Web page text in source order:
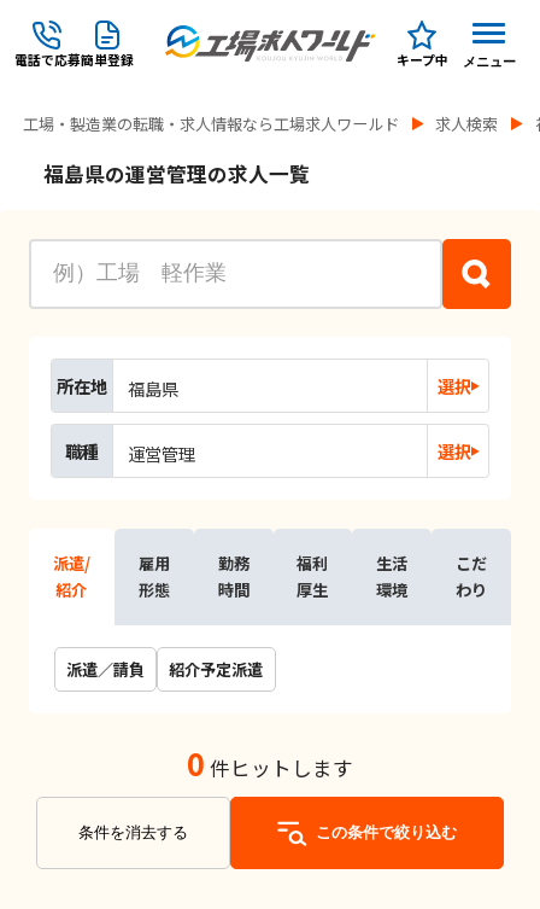
電話で応募簡単登録 キープ中 メニュー
工場・製造業の転職・求人情報なら工場求人ワールド 求人検索
福島県の運営管理の求人一覧
所在地 福島県 選択
職種 運営管理 選択
派遣/
紹介
雇用
形態
勤務
時間
福利
厚生
生活
環境
こだ
わり
派遣／請負 紹介予定派遣
0 件ヒットします
条件を消去する この条件で絞り込む